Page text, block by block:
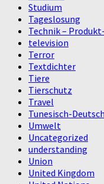
Studium
Tageslosung
Technik –
television
Terror
Textdichter
Tiere
Tierschutz
Travel
Tunesisch-Deutsch
Umwelt
Uncategorized
understanding
Union
United Kingdom